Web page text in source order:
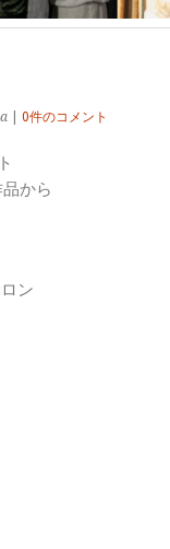
0件のコメント
から
ン